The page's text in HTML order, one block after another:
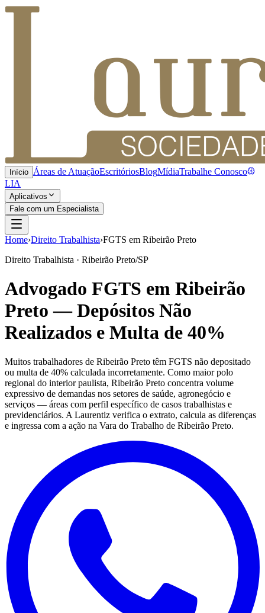
Início Áreas de AtuaçãoEscritóriosBlogMídiaTrabalhe Conosco
LIA
Aplicativos
Fale com um Especialista
Home›Direito Trabalhista›FGTS em Ribeirão Preto
Direito Trabalhista · Ribeirão Preto/SP
Advogado FGTS em Ribeirão
Preto — Depósitos Não
Realizados e Multa de 40%
Muitos trabalhadores de Ribeirão Preto têm FGTS não depositado
ou multa de 40% calculada incorretamente. Como maior polo
regional do interior paulista, Ribeirão Preto concentra volume
expressivo de demandas nos setores de saúde, agronegócio e
serviços — áreas com perfil específico de casos trabalhistas e
previdenciários. A Laurentiz verifica o extrato, calcula as diferenças
e ingressa com a ação na Vara do Trabalho de Ribeirão Preto.